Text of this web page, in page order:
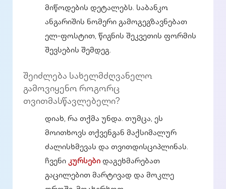
მიწოდების დეტალებს. საბანკო
ანგარიშის ნომერი გამოგეგზავნებათ
ელ-ფოსტით, წიგნის შეკვეთის ფორმის
შევსების შემდეგ.
შეიძლება სახელმძღვანელო
გამოვიყენო როგორც
თვითმასწავლებელი?
დიახ, რა თქმა უნდა. თუმცა, ეს
მოითხოვს თქვენგან მაქსიმალურ
ძალისხმევას და თვითდისციპლინას.
ჩვენი კურსები დაგეხმარებათ
გაცილებით მარტივად და მოკლე